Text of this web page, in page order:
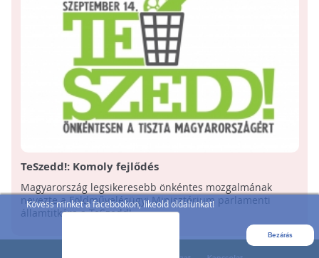
Kövess minket a facebookon, likeold oldalunkat!
Bezárás
TeSzedd!: Komoly fejlődés
Magyarország legsikeresebb önkéntes mozgalmának
nevezte a Földművelésügyi Minisztérium parlamenti
államtitkára a TeSzedd! ...